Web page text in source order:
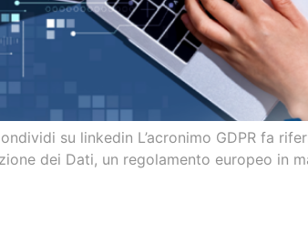
su linkedin L’acronimo GDPR fa
dei Dati, un regolamento europeo in